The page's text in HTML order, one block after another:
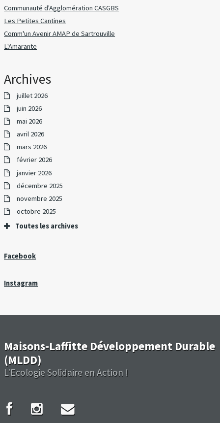
Communauté d'Agglomération CASGBS
Les Petites Cantines
Comm'un Avenir AMAP de Sartrouville
L'Amarante
Archives
juillet 2026
juin 2026
mai 2026
avril 2026
mars 2026
février 2026
janvier 2026
décembre 2025
novembre 2025
octobre 2025
Toutes les archives
Facebook
Instagram
Maisons-Laffitte Développement Durable
(MLDD)
L'Ecologie Solidaire en Action !